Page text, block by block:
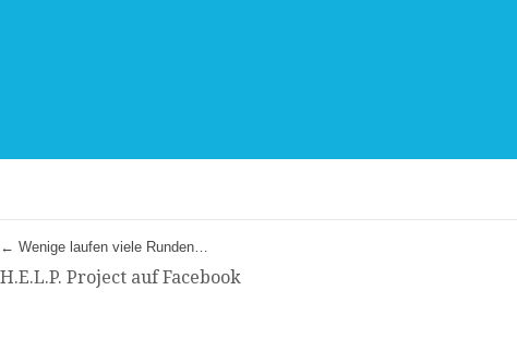
← Wenige laufen viele Runden…
H.E.L.P. Project auf Facebook